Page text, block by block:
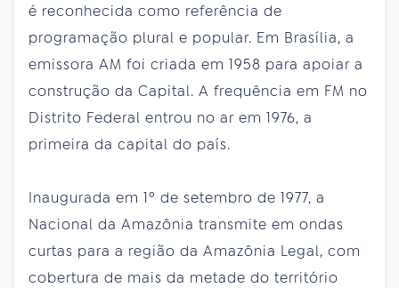
é reconhecida como referência de
programação plural e popular. Em Brasília, a
emissora AM foi criada em 1958 para apoiar a
construção da Capital. A frequência em FM no
Distrito Federal entrou no ar em 1976, a
primeira da capital do país.
Inaugurada em 1º de setembro de 1977, a
Nacional da Amazônia transmite em ondas
curtas para a região da Amazônia Legal, com
cobertura de mais da metade do território